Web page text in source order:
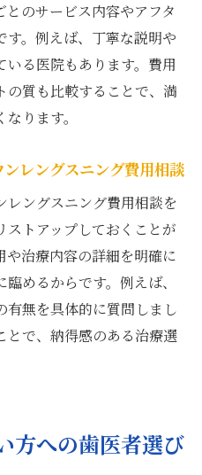
とのサービス内容やアフタ
す。例えば、丁寧な説明や
いる医院もあります。費用
の質も比較することで、満
ります。
レングスニング費用相談
レングスニング費用相談を
ストアップしておくことが
や治療内容の詳細を明確に
めるからです。例えば、
有無を具体的に質問しまし
とで、納得感のある治療選
方への歯医者選び